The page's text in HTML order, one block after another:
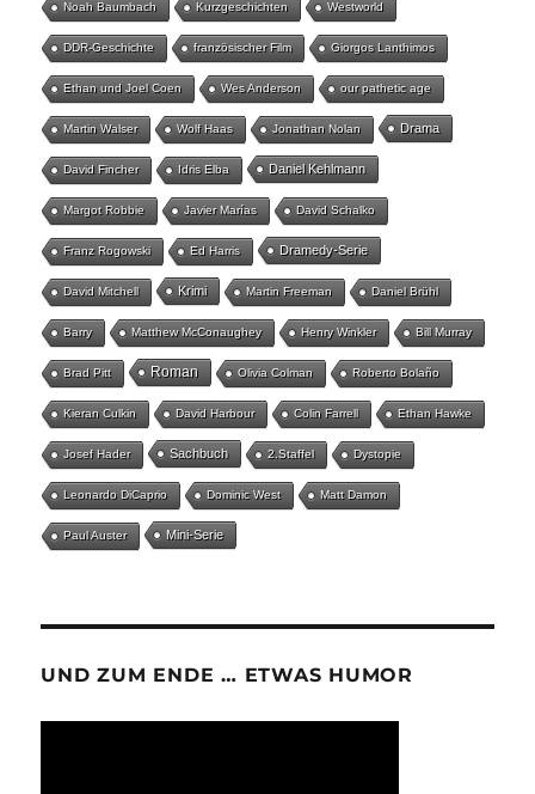
Noah Baumbach Kurzgeschichten Westworld
DDR-Geschichte französischer Film Giorgos Lanthimos
Ethan und Joel Coen Wes Anderson our pathetic age
Martin Walser Wolf Haas Jonathan Nolan Drama
David Fincher Idris Elba Daniel Kehlmann
Margot Robbie Javier Marías David Schalko
Franz Rogowski Ed Harris Dramedy-Serie
David Mitchell Krimi Martin Freeman Daniel Brühl
Barry Matthew McConaughey Henry Winkler Bill Murray
Brad Pitt Roman Olivia Colman Roberto Bolaño
Kieran Culkin David Harbour Colin Farrell Ethan Hawke
Josef Hader Sachbuch 2.Staffel Dystopie
Leonardo DiCaprio Dominic West Matt Damon
Paul Auster Mini-Serie
UND ZUM ENDE … ETWAS HUMOR